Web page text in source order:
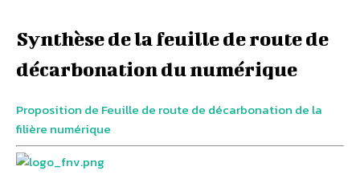
Synthèse de la feuille de route de
décarbonation du numérique
Proposition de Feuille de route de décarbonation de la
filière numérique